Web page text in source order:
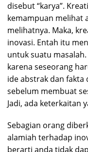
disebut “karya”.
kemampuan melihat
melihatnya. Maka,
inovasi. Entah itu
untuk suatu
karena seseorang
ide abstrak dan fakta
sebelum membuat
Jadi, ada keterkaitan
Sebagian orang
alamiah terhadap
berarti anda tidak